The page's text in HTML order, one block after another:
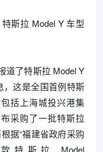
斯拉 Model Y 车型
道了特斯拉 Model Y
，这是全国首例特斯
括上海城投兴港集
采购了一批特斯拉
据“福建省政府采购
特斯拉 Model